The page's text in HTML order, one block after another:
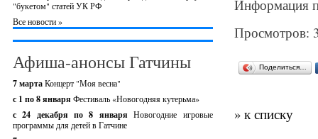
"букетом" статей УК РФ
Все новости »
Афиша-анонсы Гатчины
7 мартаКонцерт "Моя весна"
с 1 по 8 января Фестиваль «Новогодняя кутерьма»
с 24 декабря по 8 январяНовогодние игровые
программы для детей в Гатчине
Информация
Просмотров:
Поделиться…
» к списку